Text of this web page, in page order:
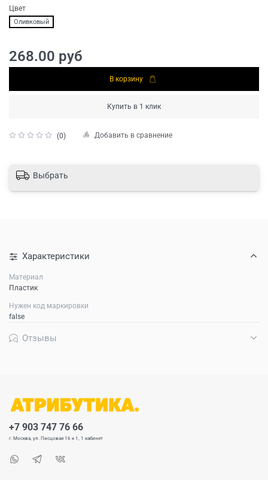
(0) Добавить в сравнение
Цвет
Оливковый
268.00 руб
В корзину
Купить в 1 клик
Выбрать
Характеристики
Материал
Пластик
Нужен код маркировки
false
Отзывы
+7 903 747 76 66
г. Москва, ул. Писцовая 16 к 1, 1 кабинет